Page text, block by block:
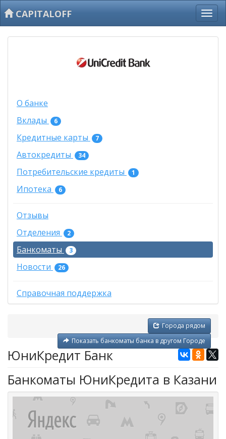
CAPITALOFF
О банке
Вклады
6
Кредитные карты 7
Автокредиты 34
Потребительские кредиты 1
Ипотека 6
Отзывы
Отделения
2
Банкоматы 3
Новости 26
Справочная поддержка
Города рядом
Показать банкоматы банка в другом Городе
ЮниКредит Банк
Банкоматы ЮниКредита в Казани